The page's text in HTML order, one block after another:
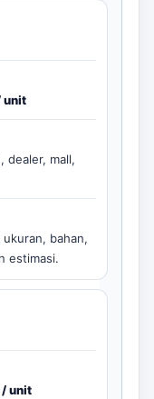
unit
dealer, mall,
bahan,
estimasi.
unit